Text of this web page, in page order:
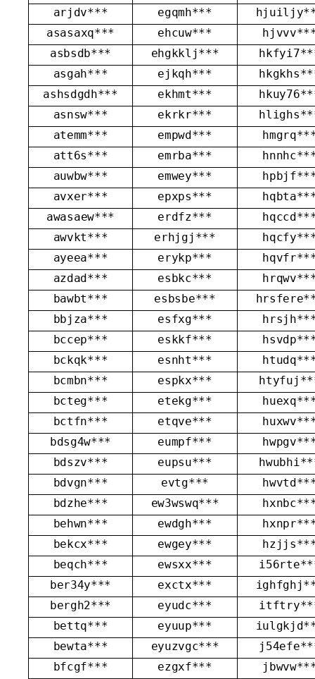
arjdv***
egqmh***
asasaxq***
ehcuw***
asbsdb***
ehgkklj***
asgah***
ejkqh***
ashsdgdh***
ekhmt***
asnsw***
ekrkr***
atemm***
empwd***
att6s***
emrba***
auwbw***
emwey***
avxer***
epxps***
awasaew***
erdfz***
awvkt***
erhjgj***
ayeea***
erykp***
azdad***
esbkc***
bawbt***
esbsbe***
bbjza***
esfxg***
bccep***
eskkf***
bckqk***
esnht***
bcmbn***
espkx***
bcteg***
etekg***
bctfn***
etqve***
bdsg4w***
eumpf***
bdszv***
eupsu***
bdvgn***
evtg***
bdzhe***
ew3wswq***
behwn***
ewdgh***
bekcx***
ewgey***
beqch***
ewsxx***
ber34y***
exctx***
bergh2***
eyudc***
bettq***
eyuup***
bewta***
eyuzvgc***
bfcgf***
ezgxf***